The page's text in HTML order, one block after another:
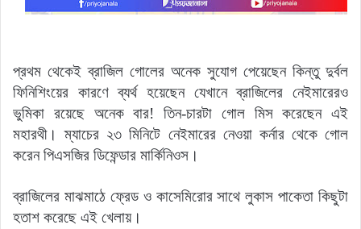
প্রথম থেকেই ব্রাজিল গোলের অনেক সুযোগ পেয়েছেন কিন্তু দুর্বল
ফিনিশিংয়ের কারণে ব্যর্থ হয়েছেন যেখানে ব্রাজিলের নেইমারেরও
ভুমিকা রয়েছে অনেক বার! তিন-চারটা গোল মিস করেছেন এই
মহারথী। ম্যাচের ২৩ মিনিটে নেইমারের নেওয়া কর্নার থেকে গোল
করেন পিএসজির ডিফেন্ডার মার্কিনিওস।
ব্রাজিলের মাঝমাঠে ফ্রেড ও কাসেমিরোর সাথে লুকাস পাকেতা কিছুটা
হতাশ করেছে এই খেলায়।